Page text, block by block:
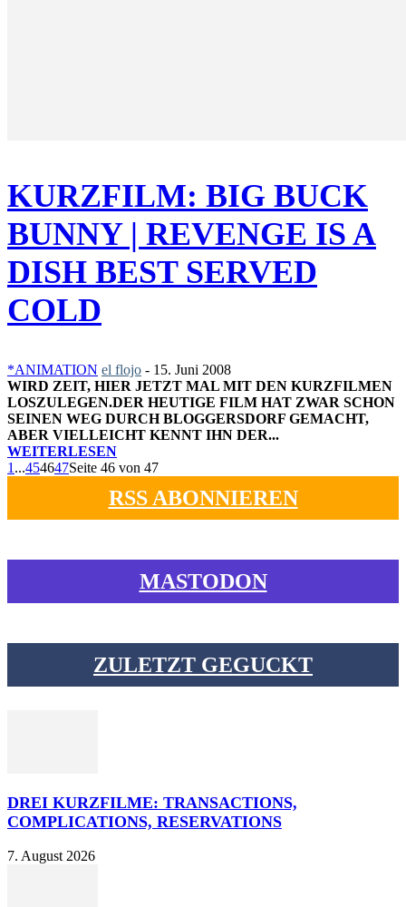
KURZFILM: BIG BUCK
BUNNY | REVENGE IS A
DISH BEST SERVED
COLD
*ANIMATION el flojo - 15. Juni 2008
WIRD ZEIT, HIER JETZT MAL MIT DEN KURZFILMEN
LOSZULEGEN.DER HEUTIGE FILM HAT ZWAR SCHON
SEINEN WEG DURCH BLOGGERSDORF GEMACHT,
ABER VIELLEICHT KENNT IHN DER...
WEITERLESEN
1 ...454647Seite 46 von 47
RSS ABONNIEREN
MASTODON
ZULETZT GEGUCKT
DREI KURZFILME: TRANSACTIONS,
COMPLICATIONS, RESERVATIONS
7. August 2026